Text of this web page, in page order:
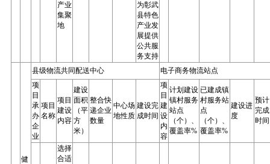
产业
集聚
地
为彰武
县特色
产业发
展提供
公共服
务支持
健
县级物流共同配送中心
电子商务物流站点
项
目
承
办
企
业
项目
名称
项目
建设
内容
建设
面积
（平
方
米）
整合快
递企业
数量
中心场
地性质
建设完
成时间
项
目
建
设
内
容
计划建设
镇村服务
站点
（个）、
覆盖率%
已建成镇
村服务站
点
（个）、
覆盖率%
建设进
度
预计
完成
时间
选择
合适